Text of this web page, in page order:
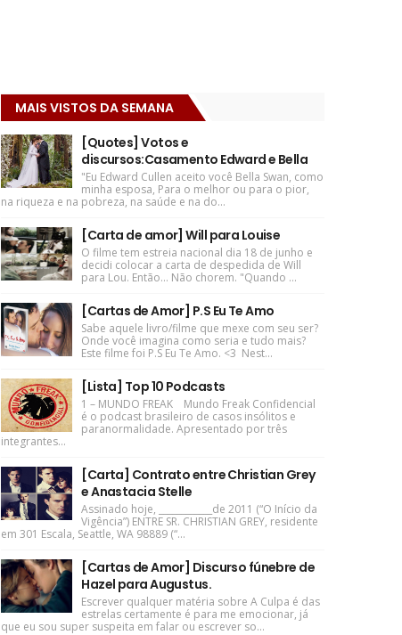
MAIS VISTOS DA SEMANA
[Quotes] Votos e
discursos:Casamento Edward e Bella
"Eu Edward Cullen aceito você Bella Swan, como
minha esposa, Para o melhor ou para o pior,
na riqueza e na pobreza, na saúde e na do...
[Carta de amor] Will para Louise
O filme tem estreia nacional dia 18 de junho e
decidi colocar a carta de despedida de Will
para Lou. Então... Não chorem. "Quando ...
[Cartas de Amor] P.S Eu Te Amo
Sabe aquele livro/filme que mexe com seu ser?
Onde você imagina como seria e tudo mais?
Este filme foi P.S Eu Te Amo. <3 Nest...
[Lista] Top 10 Podcasts
1 – MUNDO FREAK Mundo Freak Confidencial
é o podcast brasileiro de casos insólitos e
paranormalidade. Apresentado por três
integrantes...
[Carta] Contrato entre Christian Grey
e Anastacia Stelle
Assinado hoje, ____________de 2011 (“O Início da
Vigência”) ENTRE SR. CHRISTIAN GREY, residente
em 301 Escala, Seattle, WA 98889 (“...
[Cartas de Amor] Discurso fúnebre de
Hazel para Augustus.
Escrever qualquer matéria sobre A Culpa é das
estrelas certamente é para me emocionar, já
que eu sou super suspeita em falar ou escrever so...